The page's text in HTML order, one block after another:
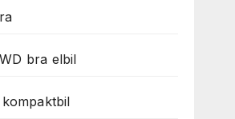
bra elbil